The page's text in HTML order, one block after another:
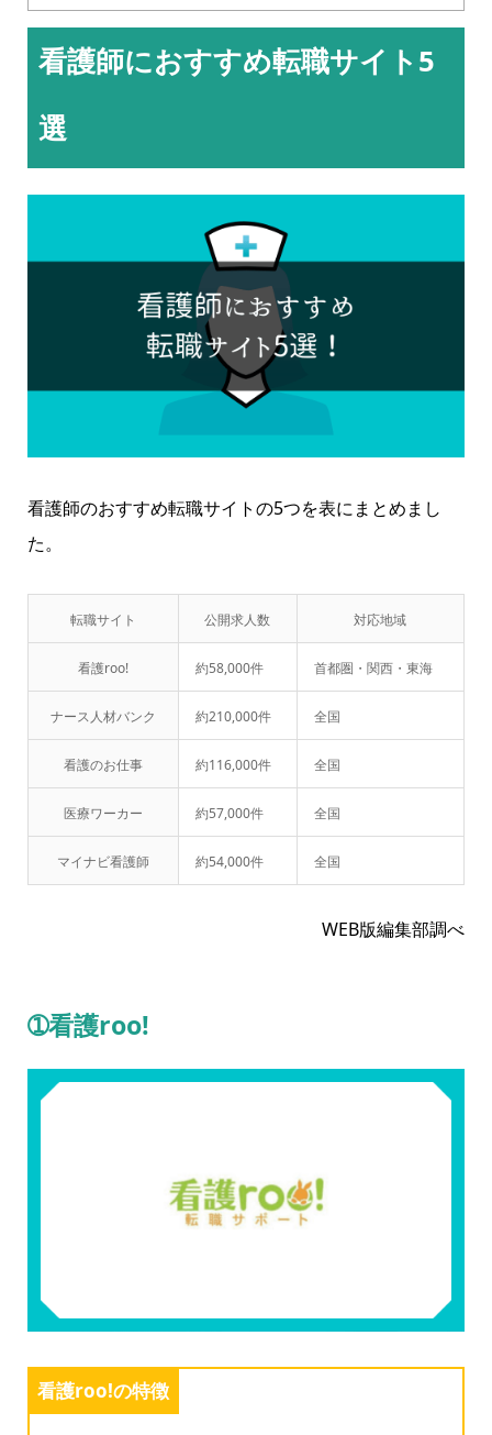
看護師におすすめ転職サイト5
選
看護師のおすすめ転職サイトの5つを表にまとめまし
た。
転職サイト 公開求人数 対応地域
看護roo! 約58,000件 首都圏・関西・東海
ナース人材バンク 約210,000件 全国
看護のお仕事 約116,000件 全国
医療ワーカー 約57,000件 全国
マイナビ看護師 約54,000件 全国
WEB版編集部調べ
➀看護roo!
看護roo!の特徴